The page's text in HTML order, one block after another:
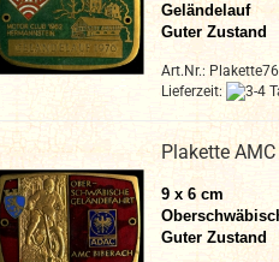
Geländelauf
Guter Zustand
Art.Nr.:
Lieferzeit:
Plakette
9 x 6 cm
Guter Zustand